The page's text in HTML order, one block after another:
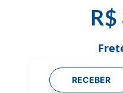
RECEBER